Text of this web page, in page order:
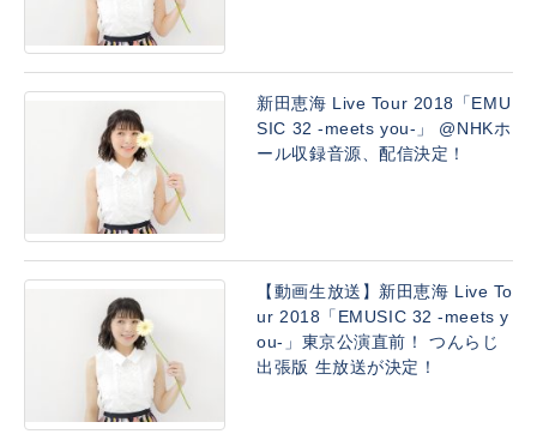
新田恵海 Live Tour 2018「EMU
SIC 32 -meets you-」 @NHKホ
ール収録音源、配信決定！
【動画生放送】新田恵海 Live To
ur 2018「EMUSIC 32 -meets y
ou-」東京公演直前！ つんらじ
出張版 生放送が決定！